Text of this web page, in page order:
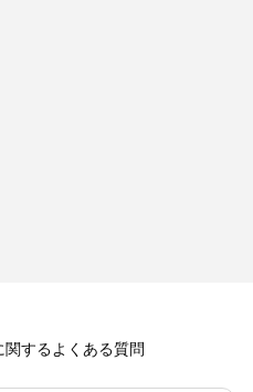
関するよくある質問